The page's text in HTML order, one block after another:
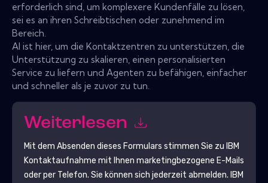
erforderlich sind, um komplexere Kundenfälle zu lösen,
sei es an ihren Schreibtischen oder zunehmend im
Bereich.
AI ist hier, um die Kontaktzentren zu unterstützen, die
Unterstützung zu skalieren, einen personalisierten
Service zu liefern und Agenten zu befähigen, einfacher
und schneller als je zuvor zu tun.
Weiterlesen
Mit dem Absenden dieses Formulars stimmen Sie zu IBM
Kontaktaufnahme mit Ihnen marketingbezogene E-Mails
oder per Telefon. Sie können sich jederzeit abmelden. IBM